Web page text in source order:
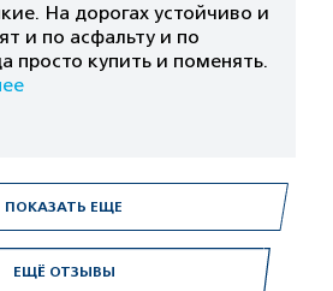
ЕЩЁ ОТЗЫВЫ
На дорогах устойчиво и
и по асфальту и по
просто купить и поменять.
ПОКАЗАТЬ ЕЩЕ